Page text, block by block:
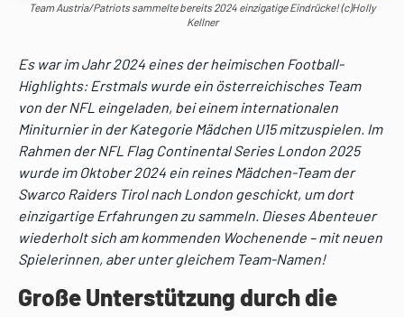
Team Austria/Patriots sammelte bereits 2024 einzigatige Eindrücke! (c)Holly
Kellner
Es war im Jahr 2024 eines der heimischen Football-
Highlights: Erstmals wurde ein österreichisches Team
von der NFL eingeladen, bei einem internationalen
Miniturnier in der Kategorie Mädchen U15 mitzuspielen. Im
Rahmen der NFL Flag Continental Series London 2025
wurde im Oktober 2024 ein reines Mädchen-Team der
Swarco Raiders Tirol nach London geschickt, um dort
einzigartige Erfahrungen zu sammeln. Dieses Abenteuer
wiederholt sich am kommenden Wochenende – mit neuen
Spielerinnen, aber unter gleichem Team-Namen!
Große Unterstützung durch die